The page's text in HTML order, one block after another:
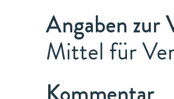
Angaben zur
Mittel für